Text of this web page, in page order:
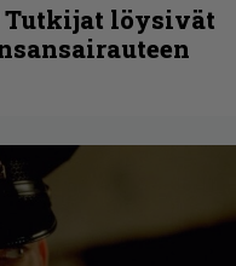
Tutkijat löysivät